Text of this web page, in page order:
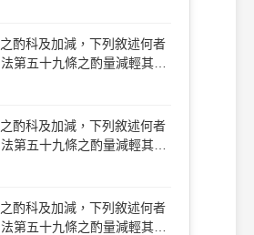
為後所 可能得到之利益 (C)
輕者，仍然可依第五十九條
酌科及加減，下列敘述何者
情狀，在主觀上足以引起一
為後所可能得到之利益 (C)
輕者，仍然可依第五十九條
酌科及加減，下列敘述何者
情狀，在主觀上足以引起一
為後所可能得到之利益 (C)
輕者，仍然可依第五十九條
酌科及加減，下列敘述何者